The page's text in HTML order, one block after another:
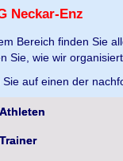
Neckar-Enz
Bereich finden Sie
Sie, wie wir
Sie auf einen der
Athleten
Trainer